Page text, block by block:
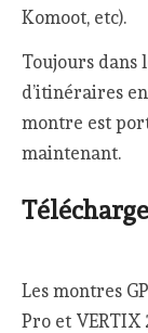
Komoot, etc).
Toujours dans
d’itinéraires
montre est
maintenant.
Les montres
Pro et